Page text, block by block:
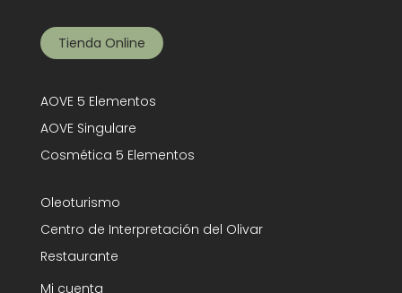
Tienda Online
AOVE 5 Elementos
AOVE Singulare
Cosmética 5 Elementos
Oleoturismo
Centro de Interpretación del Olivar
Restaurante
Mi cuenta